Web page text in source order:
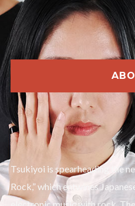
Tsukiyoi is spearheading the
Rock,” which entwines